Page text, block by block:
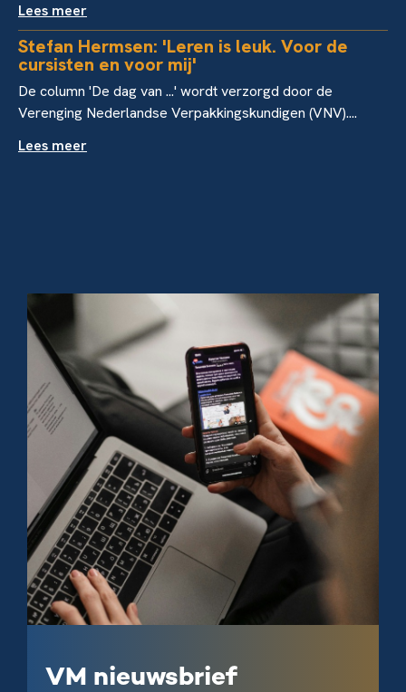
Lees meer
Stefan Hermsen: 'Leren is leuk. Voor de
cursisten en voor mij'
De column 'De dag van ...' wordt verzorgd door de
Verenging Nederlandse Verpakkingskundigen (VNV)....
Lees meer
VM nieuwsbrief